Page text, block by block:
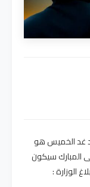
غد الخميس هو
وأن عيد الأضحى المبارك سيكون